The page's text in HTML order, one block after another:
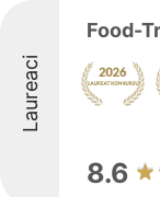
Laureaci
Food-
8.6